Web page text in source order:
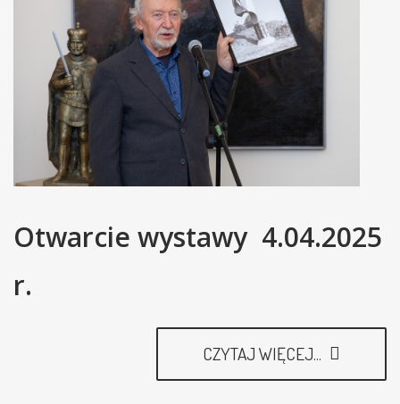
Otwarcie wystawy 4.04.2025
r.
CZYTAJ WIĘCEJ...